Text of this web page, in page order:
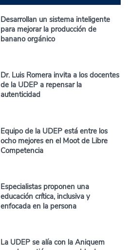
Desarrollan un sistema inteligente
para mejorar la producción de
banano orgánico
Dr. Luis Romera invita a los docentes
de la UDEP a repensar la
autenticidad
Equipo de la UDEP está entre los
ocho mejores en el Moot de Libre
Competencia
Especialistas proponen una
educación crítica, inclusiva y
enfocada en la persona
La UDEP se alía con la Aniquem